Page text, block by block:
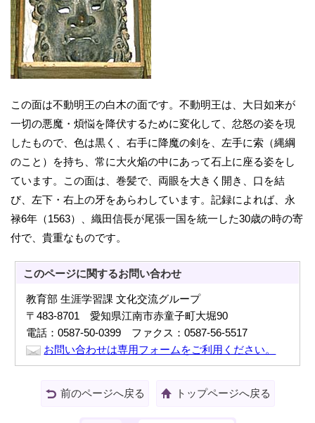
この面は不動明王の白木の面です。不動明王は、大日如来が
一切の悪魔・煩悩を降伏するために変化して、忿怒の姿を現
したもので、色は黒く、右手に降魔の剣を、左手に索（縄綱
のこと）を持ち、常に大火焔の中にあって石上に座る姿をし
ています。この面は、巻髪で、両眼を大きく開き、口を結
び、左下・右上の牙をあらわしています。記録によれば、永
禄6年（1563）、織田信長が尾張一国を統一した30歳の時の寄
付で、貴重なものです。
このページに関するお問い合わせ
教育部 生涯学習課 文化交流グループ
〒483-8701 愛知県江南市赤童子町大堀90
電話：0587-50-0399 ファクス：0587-56-5517
お問い合わせは専用フォームをご利用ください。
前のページへ戻る トップページへ戻る